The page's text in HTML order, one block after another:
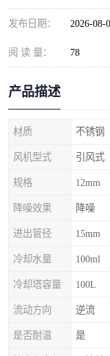
发布日期： 2026-08-
阅 读 量： 78
产品描述
材质 不锈钢
风机型式 引风式
规格 12mm
降噪效果 降噪
进出管径 15mm
冷却水量 100ml
冷却塔容量 100L
流动方向 逆流
是否耐温 是